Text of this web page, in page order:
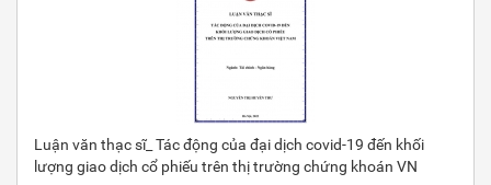
Luận văn thạc sĩ_ Tác động của đại dịch covid-19 đến khối
lượng giao dịch cổ phiếu trên thị trường chứng khoán VN